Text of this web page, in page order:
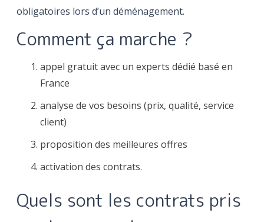
obligatoires lors d’un déménagement.
‍Comment ça marche ?
appel gratuit avec un experts dédié basé en
France
analyse de vos besoins (prix, qualité, service
client)
proposition des meilleures offres
activation des contrats.
Quels sont les contrats pris